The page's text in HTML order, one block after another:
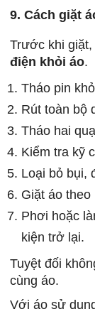
9. Cách giặt
Trước khi giặt,
điện khỏi áo.
Tháo pin
Rút toàn bộ
Tháo hai
Kiểm tra kỹ
Loại bỏ bụi,
Giặt áo
Phơi hoặc
kiện trở lại.
Tuyệt đối
cùng áo.
Với áo sử